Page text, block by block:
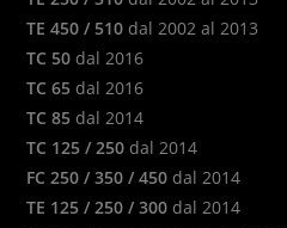
TE 450 / 510 dal 2002 al 2013
TC 50 dal 2016
TC 65 dal 2016
TC 85 dal 2014
TC 125 / 250 dal 2014
FC 250 / 350 / 450 dal 2014
TE 125 / 250 / 300 dal 2014